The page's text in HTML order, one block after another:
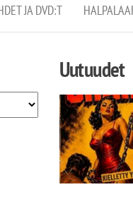
JA DVD:T
Uutuudet